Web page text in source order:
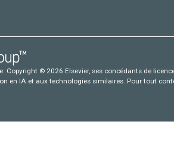
Copyright © 2026 Elsevier, ses concédants de
en IA et aux technologies similaires. Pour tout